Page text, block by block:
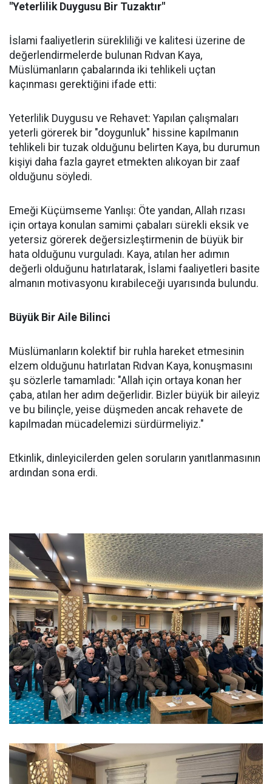
"Yeterlilik Duygusu Bir Tuzaktır"
İslami faaliyetlerin sürekliliği ve kalitesi üzerine de
değerlendirmelerde bulunan Rıdvan Kaya,
Müslümanların çabalarında iki tehlikeli uçtan
kaçınması gerektiğini ifade etti:
Yeterlilik Duygusu ve Rehavet: Yapılan çalışmaları
yeterli görerek bir "doygunluk" hissine kapılmanın
tehlikeli bir tuzak olduğunu belirten Kaya, bu durumun
kişiyi daha fazla gayret etmekten alıkoyan bir zaaf
olduğunu söyledi.
Emeği Küçümseme Yanlışı: Öte yandan, Allah rızası
için ortaya konulan samimi çabaları sürekli eksik ve
yetersiz görerek değersizleştirmenin de büyük bir
hata olduğunu vurguladı. Kaya, atılan her adımın
değerli olduğunu hatırlatarak, İslami faaliyetleri basite
almanın motivasyonu kırabileceği uyarısında bulundu.
Büyük Bir Aile Bilinci
Müslümanların kolektif bir ruhla hareket etmesinin
elzem olduğunu hatırlatan Rıdvan Kaya, konuşmasını
şu sözlerle tamamladı: "Allah için ortaya konan her
çaba, atılan her adım değerlidir. Bizler büyük bir aileyiz
ve bu bilinçle, yeise düşmeden ancak rehavete de
kapılmadan mücadelemizi sürdürmeliyiz."
Etkinlik, dinleyicilerden gelen soruların yanıtlanmasının
ardından sona erdi.